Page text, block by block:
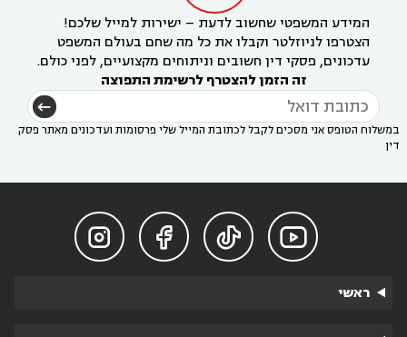
המידע המשפטי שחשוב לדעת – ישירות למייל שלכם!
הצטרפו לניוזלטר וקבלו את כל מה שחם בעולם המשפט
עדכונים, פסקי דין חשובים וניתוחים מקצועיים, לפני כולם.
זה הזמן להצטרף לרשימת התפוצה
במשלוח הטופס אני מסכים לקבל לכתובת המייל שלי פרסומות ועדכונים מאתר פסק
דין




ראשי